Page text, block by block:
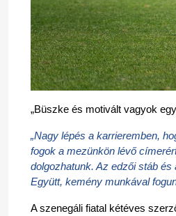
„Büszke és motivált vagyok
„Nagy lépés a karrieremben,
fogok a mezünkön lévő
dolgozhatunk. Az edzői stáb
Együtt, kemény munkával
A szenegáli fiatal kétéves